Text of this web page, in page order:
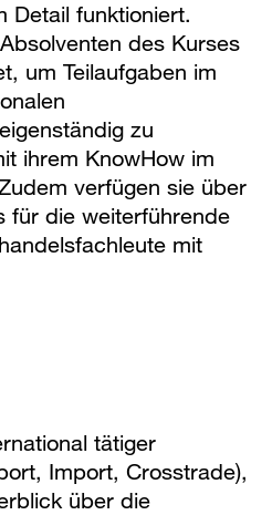
Detail funktioniert.
des Kurses
um Teilaufgaben im
zu
ihrem KnowHow im
verfügen sie über
für die weiterführende
mit
tätiger
Import, Crosstrade),
über die